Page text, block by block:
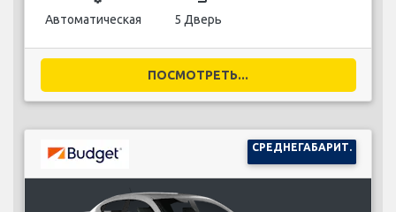
Автоматическая 5 Дверь
ПОСМОТРЕТЬ...
СРЕДНЕГАБАРИТ.